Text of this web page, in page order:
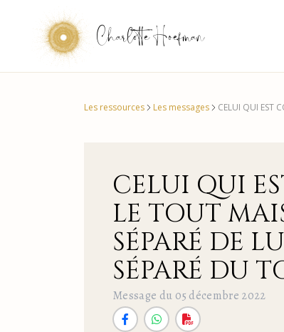
Charlotte Hoefman
Les ressources Les messages CELUI QUI EST
CELUI QUI
LE TOUT
SÉPARÉ DE
SÉPARÉ DU
Message du 05 décembre 2022